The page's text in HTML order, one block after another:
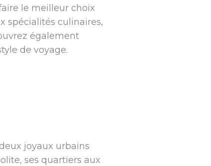
le meilleur choix
spécialités culinaires,
également
de voyage.
joyaux urbains
ses quartiers aux